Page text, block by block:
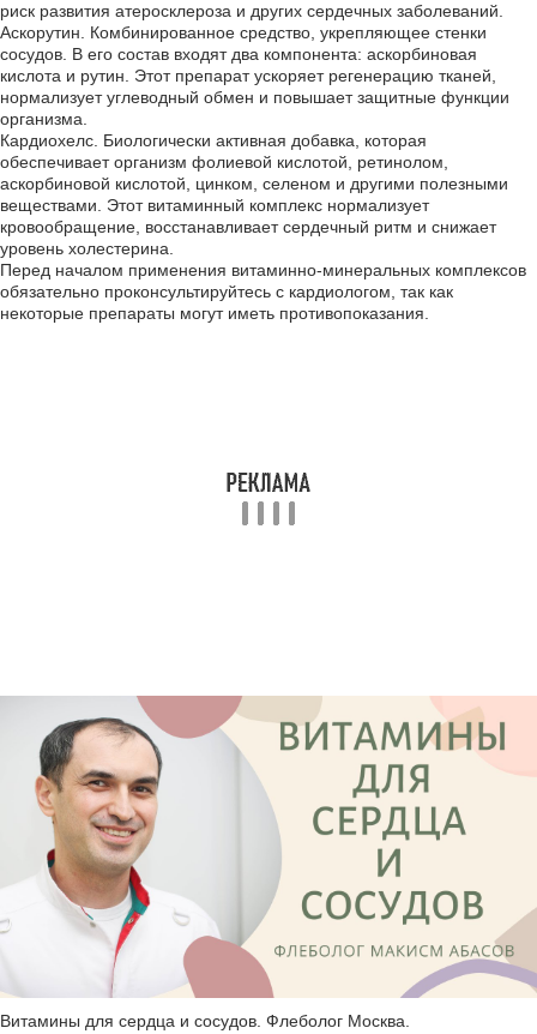
риск развития атеросклероза и других сердечных заболеваний.
Аскорутин. Комбинированное средство, укрепляющее стенки
сосудов. В его состав входят два компонента: аскорбиновая
кислота и рутин. Этот препарат ускоряет регенерацию тканей,
нормализует углеводный обмен и повышает защитные функции
организма.
Кардиохелс. Биологически активная добавка, которая
обеспечивает организм фолиевой кислотой, ретинолом,
аскорбиновой кислотой, цинком, селеном и другими полезными
веществами. Этот витаминный комплекс нормализует
кровообращение, восстанавливает сердечный ритм и снижает
уровень холестерина.
Перед началом применения витаминно-минеральных комплексов
обязательно проконсультируйтесь с кардиологом, так как
некоторые препараты могут иметь противопоказания.
Витамины для сердца и сосудов. Флеболог Москва.